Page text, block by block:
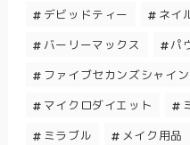
デビッドティー
ネイ
バーリーマックス
パ
ファイブセカンズシャイン
マイクロダイエット
ミラブル
メイク用品